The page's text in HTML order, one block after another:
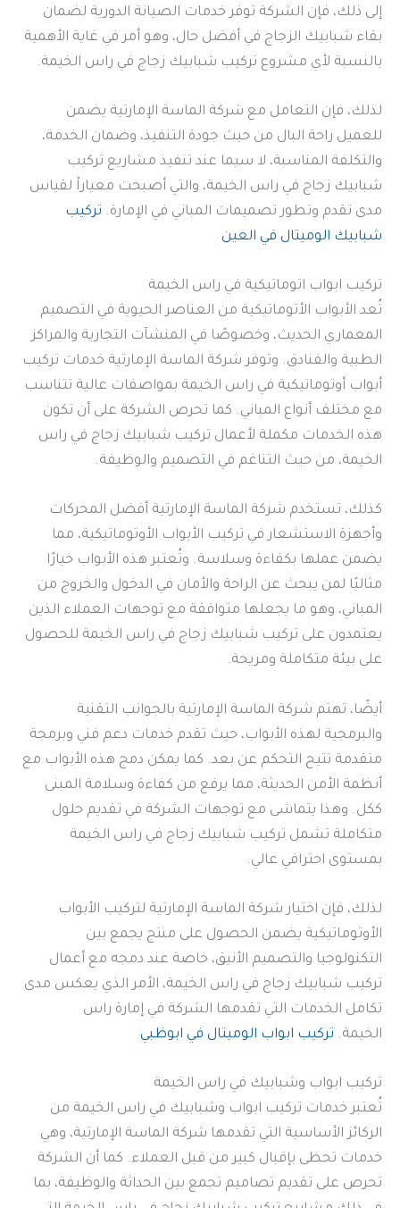
إلى ذلك، فإن الشركة توفر خدمات الصيانة الدورية لضمان
بقاء شبابيك الزجاج في أفضل حال، وهو أمر في غاية الأهمية
بالنسبة لأي مشروع تركيب شبابيك زجاج في راس الخيمة.
لذلك، فإن التعامل مع شركة الماسة الإمارتية يضمن
للعميل راحة البال من حيث جودة التنفيذ، وضمان الخدمة،
والتكلفة المناسبة، لا سيما عند تنفيذ مشاريع تركيب
شبابيك زجاج في راس الخيمة، والتي أصبحت معياراً لقياس
مدى تقدم وتطور تصميمات المباني في الإمارة. تركيب
شبابيك الوميتال في العين
تركيب ابواب اتوماتيكية في راس الخيمة
تُعد الأبواب الأتوماتيكية من العناصر الحيوية في التصميم
المعماري الحديث، وخصوصًا في المنشآت التجارية والمراكز
الطبية والفنادق. وتوفر شركة الماسة الإمارتية خدمات تركيب
أبواب أوتوماتيكية في راس الخيمة بمواصفات عالية تتناسب
مع مختلف أنواع المباني. كما تحرص الشركة على أن تكون
هذه الخدمات مكملة لأعمال تركيب شبابيك زجاج في راس
الخيمة، من حيث التناغم في التصميم والوظيفة.
كذلك، تستخدم شركة الماسة الإمارتية أفضل المحركات
وأجهزة الاستشعار في تركيب الأبواب الأوتوماتيكية، مما
يضمن عملها بكفاءة وسلاسة. وتُعتبر هذه الأبواب خيارًا
مثاليًا لمن يبحث عن الراحة والأمان في الدخول والخروج من
المباني، وهو ما يجعلها متوافقة مع توجهات العملاء الذين
يعتمدون على تركيب شبابيك زجاج في راس الخيمة للحصول
على بيئة متكاملة ومريحة.
أيضًا، تهتم شركة الماسة الإمارتية بالجوانب التقنية
والبرمجية لهذه الأبواب، حيث تقدم خدمات دعم فني وبرمجة
متقدمة تتيح التحكم عن بعد. كما يمكن دمج هذه الأبواب مع
أنظمة الأمن الحديثة، مما يرفع من كفاءة وسلامة المبنى
ككل. وهذا يتماشى مع توجهات الشركة في تقديم حلول
متكاملة تشمل تركيب شبابيك زجاج في راس الخيمة
بمستوى احترافي عالي.
لذلك، فإن اختيار شركة الماسة الإمارتية لتركيب الأبواب
الأوتوماتيكية يضمن الحصول على منتج يجمع بين
التكنولوجيا والتصميم الأنيق، خاصة عند دمجه مع أعمال
تركيب شبابيك زجاج في راس الخيمة، الأمر الذي يعكس مدى
تكامل الخدمات التي تقدمها الشركة في إمارة راس
الخيمة. تركيب ابواب الوميتال في ابوظبي
تركيب ابواب وشبابيك في راس الخيمة
تُعتبر خدمات تركيب ابواب وشبابيك في راس الخيمة من
الركائز الأساسية التي تقدمها شركة الماسة الإمارتية، وهي
خدمات تحظى بإقبال كبير من قبل العملاء. كما أن الشركة
تحرص على تقديم تصاميم تجمع بين الحداثة والوظيفة، بما